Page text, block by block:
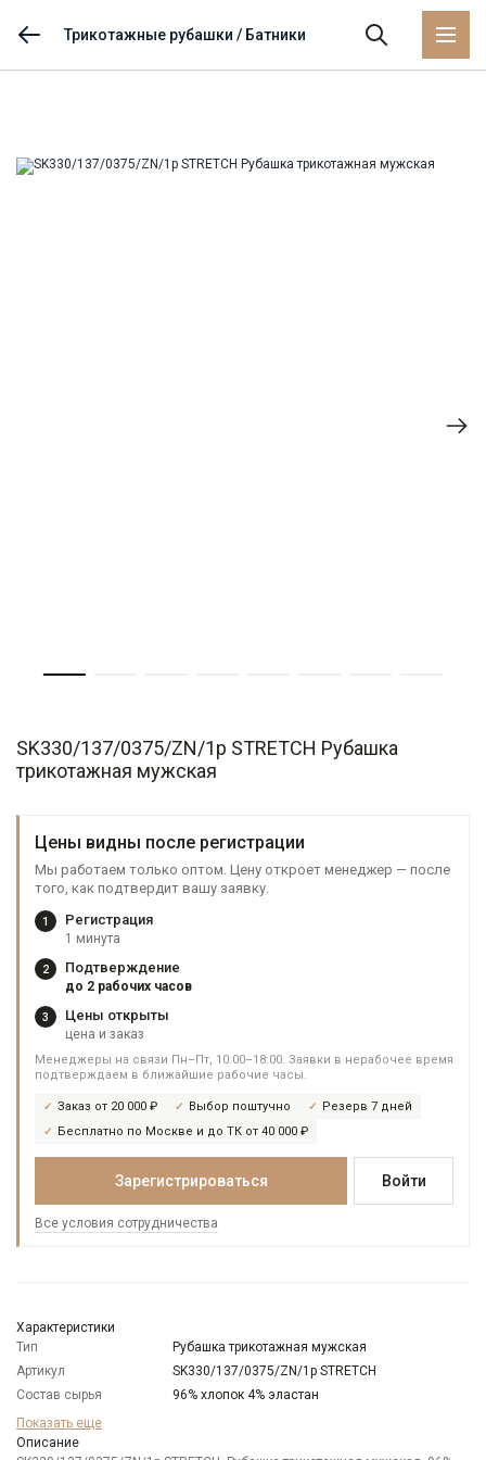
Трикотажные рубашки / Батники
SK330/137/0375/ZN/1p STRETCH Рубашка
трикотажная мужская
Цены видны после регистрации
Мы работаем только оптом. Цену откроет менеджер — после
того, как подтвердит вашу заявку.
1 Регистрация
1 минута
2 Подтверждение
до 2 рабочих часов
3 Цены открыты
цена и заказ
Менеджеры на связи Пн–Пт, 10:00–18:00. Заявки в нерабочее время
подтверждаем в ближайшие рабочие часы.
Заказ от 20 000 ₽ Выбор поштучно
Резерв 7 дней
Бесплатно по Москве и до ТК от 40 000 ₽
Зарегистрироваться Войти
Все условия сотрудничества
Характеристики
Тип
Рубашка трикотажная мужская
Артикул
SK330/137/0375/ZN/1p STRETCH
Состав сырья
96% хлопок 4% эластан
Бренд
Модель
Показать еще
Описание